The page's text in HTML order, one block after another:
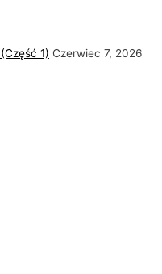
1) Czerwiec 7, 2026